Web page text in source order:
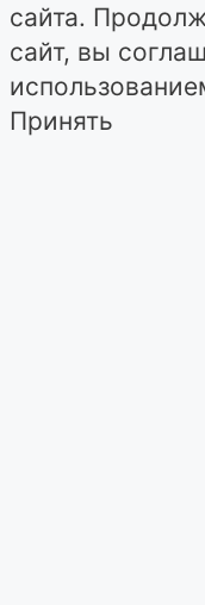
сайта.
сайт, вы
Принять